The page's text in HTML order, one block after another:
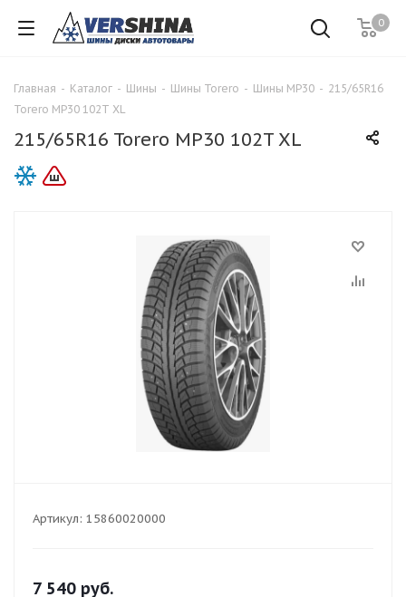
0
Главная - Каталог - Шины - Шины Torero - Шины MP30 - 215/65R16
Torero MP30 102T XL
215/65R16 Torero MP30 102T XL
Артикул: 15860020000
7 540 руб.